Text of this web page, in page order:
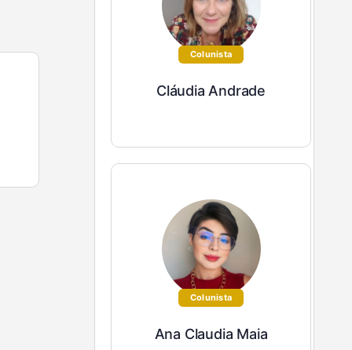
Colunista
Cláudia Andrade
Colunista
Ana Claudia Maia